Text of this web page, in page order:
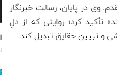
وی در پایان، رسالت خبرنگار
تأکید کرد؛ روایتی که از دلِ
و تبیین حقایق تبدیل کند.